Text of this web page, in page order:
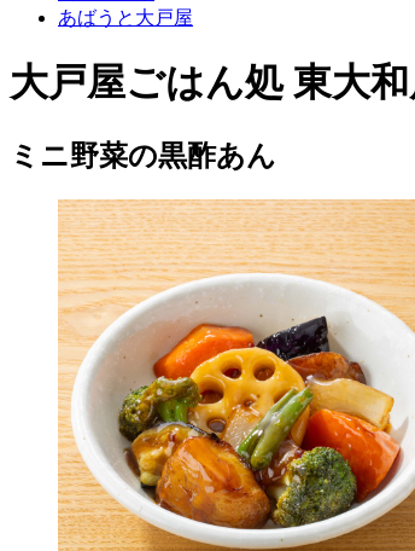
あばうと大戸屋
大戸屋ごはん処 東大
ミニ野菜の黒酢あん